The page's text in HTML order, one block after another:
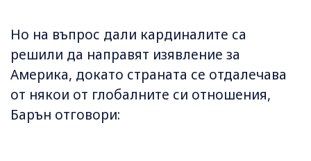
Но на въпрос дали кардиналите са
решили да направят изявление за
Америка, докато страната се отдалечава
от някои от глобалните си отношения,
Барън отговори: